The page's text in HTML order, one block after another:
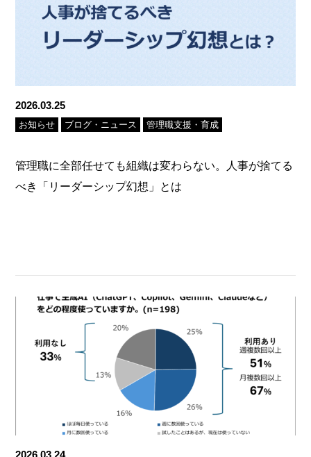
2026.03.25
管理職に全部任せても組織は変わらない。人事が捨てる
べき「リーダーシップ幻想」とは
お知らせ ブログ・ニュース 管理職支援・育成